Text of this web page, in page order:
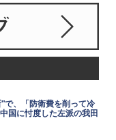
で、「防衛費を削って冷
国に忖度した左派の我田